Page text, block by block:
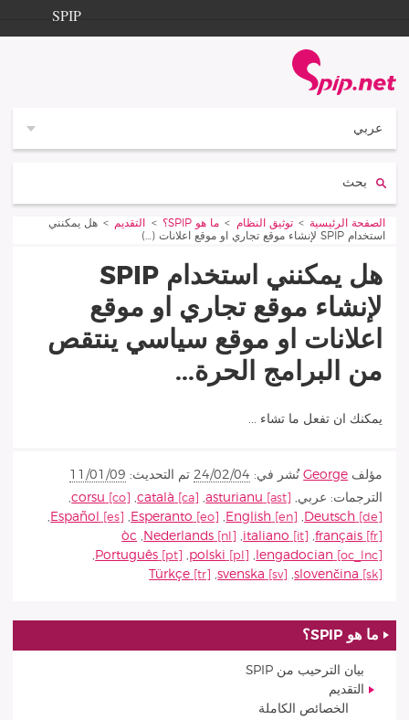
SPIP
عربي
Vous êtes ici :
الصفحة الرئيسية توثيق النظام ما هو SPIP؟ التقديم
هل يمكنني
استخدام SPIP لإنشاء موقع تجاري او موقع اعلانات (…)
هل يمكنني استخدام SPIP
لإنشاء موقع تجاري او موقع
اعلانات او موقع سياسي ينتقص
من البرامج الحرة...
يمكنك ان تفعل ما تشاء ...
مؤلف George نُشر في: 24/02/04 تم التحديث: 11/01/09
الترجمات: عربي,
asturianu
,
català
,
corsu
,
Deutsch
,
English
,
Esperanto
,
Español
,
français
,
italiano
,
Nederlands
,
òc
lengadocian
,
polski
,
Português
,
slovenčina
,
svenska
,
Türkçe
ما هو SPIP؟
بيان الترحيب من SPIP
التقديم
الخصائص الكاملة